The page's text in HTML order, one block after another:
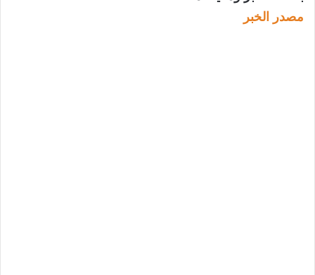
مصدر الخبر